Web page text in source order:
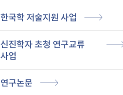
한국학 저술지원 사업
신진학자 초청 연구교류
사업
연구논문